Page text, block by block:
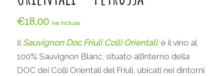
€18,00 iva inclusa
Il Sauvignon Doc Friuli Colli Orientali, è il vino al
100% Sauvignon Blanc, situato all’interno della
DOC dei Colli Orientali del Friuli, ubicati nei dintorni